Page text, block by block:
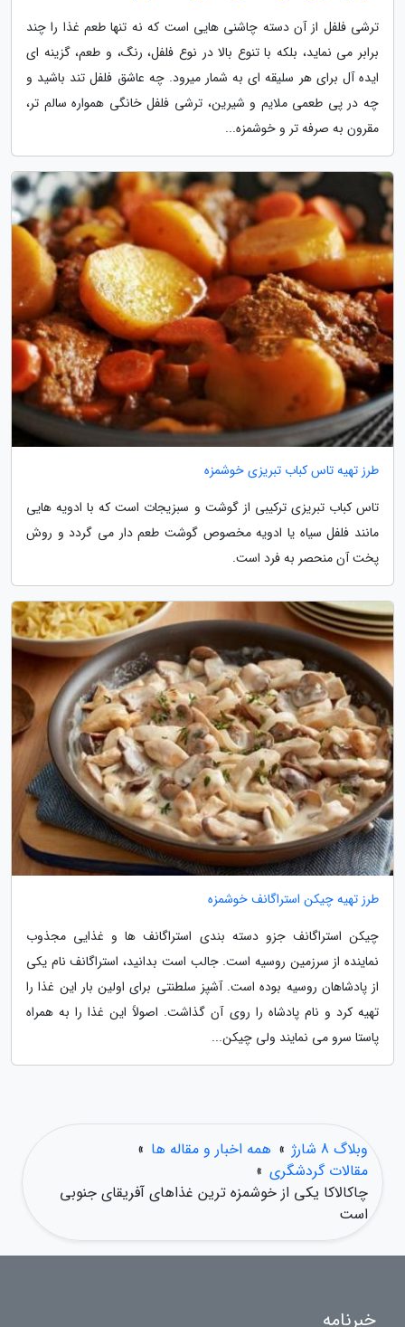
ترشی فلفل از آن دسته چاشنی هایی است که نه تنها طعم غذا را چند
برابر می نماید، بلکه با تنوع بالا در نوع فلفل، رنگ، و طعم، گزینه ای
ایده آل برای هر سلیقه ای به شمار میرود. چه عاشق فلفل تند باشید و
چه در پی طعمی ملایم و شیرین، ترشی فلفل خانگی همواره سالم تر،
مقرون به صرفه تر و خوشمزه...
طرز تهیه تاس کباب تبریزی خوشمزه
تاس کباب تبریزی ترکیبی از گوشت و سبزیجات است که با ادویه هایی
مانند فلفل سیاه یا ادویه مخصوص گوشت طعم دار می گردد و روش
پخت آن منحصر به فرد است.
طرز تهیه چیکن استراگانف خوشمزه
چیکن استراگانف جزو دسته بندی استراگانف ها و غذایی مجذوب
نماینده از سرزمین روسیه است. جالب است بدانید، استراگانف نام یکی
از پادشاهان روسیه بوده است. آشپز سلطنتی برای اولین بار این غذا را
تهیه کرد و نام پادشاه را روی آن گذاشت. اصولاً این غذا را به همراه
پاستا سرو می نمایند ولی چیکن...
وبلاگ 8 شارژ » همه اخبار و مقاله ها »
مقالات گردشگری »
چاکالاکا یکی از خوشمزه ترین غذاهای آفریقای جنوبی
است
خبرنامه